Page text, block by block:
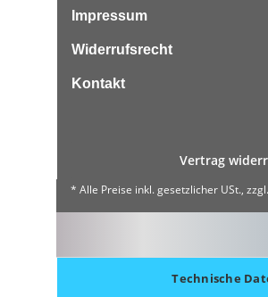
Impressum
Widerrufsrecht
Kontakt
Vertrag
* Alle Preise inkl. gesetzlicher USt., zzgl.
Technische